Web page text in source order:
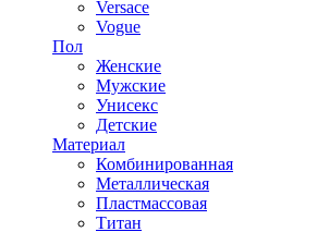
Versace
Vogue
Пол
Женские
Мужские
Унисекс
Детские
Материал
Комбинированная
Металлическая
Пластмассовая
Титан